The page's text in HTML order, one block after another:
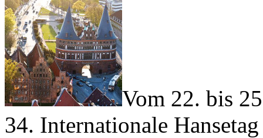
Vom 22. bis
34. Internationale